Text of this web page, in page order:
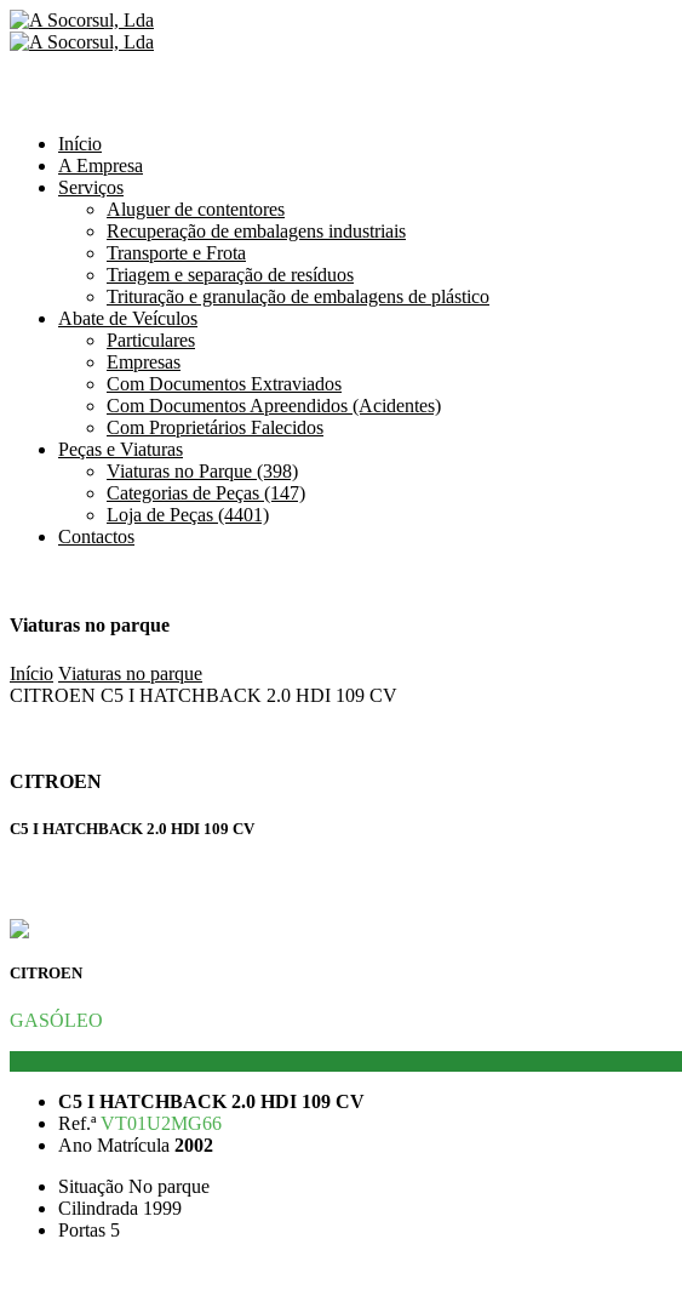
Início
A Empresa
Serviços
Aluguer de contentores
Recuperação de embalagens industriais
Transporte e Frota
Triagem e separação de resíduos
Trituração e granulação de embalagens de plástico
Abate de Veículos
Particulares
Empresas
Com Documentos Extraviados
Com Documentos Apreendidos (Acidentes)
Com Proprietários Falecidos
Peças e Viaturas
Viaturas no Parque (398)
Categorias de Peças (147)
Loja de Peças (4401)
Contactos
Viaturas no parque
Início Viaturas no parque
CITROEN C5 I HATCHBACK 2.0 HDI 109 CV
CITROEN
C5 I HATCHBACK 2.0 HDI 109 CV
CITROEN
GASÓLEO
C5 I HATCHBACK 2.0 HDI 109 CV
Ref.ªVT01U2MG66
Ano Matrícula 2002
Situação No parque
Cilindrada 1999
Portas 5